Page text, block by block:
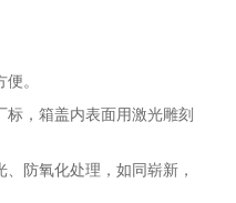
。
，箱盖内表面用激光雕刻
防氧化处理，如同崭新，